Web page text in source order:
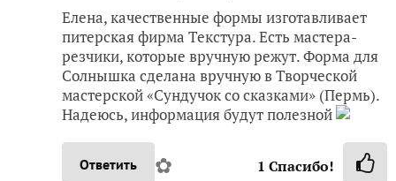
Елена, качественные формы изготавливает
питерская фирма Текстура. Есть мастера-
резчики, которые вручную режут. Форма для
Солнышка сделана вручную в Творческой
мастерской «Сундучок со сказками» (Пермь).
Надеюсь, информация будут полезной
Ответить ✿ 1 Спасибо!